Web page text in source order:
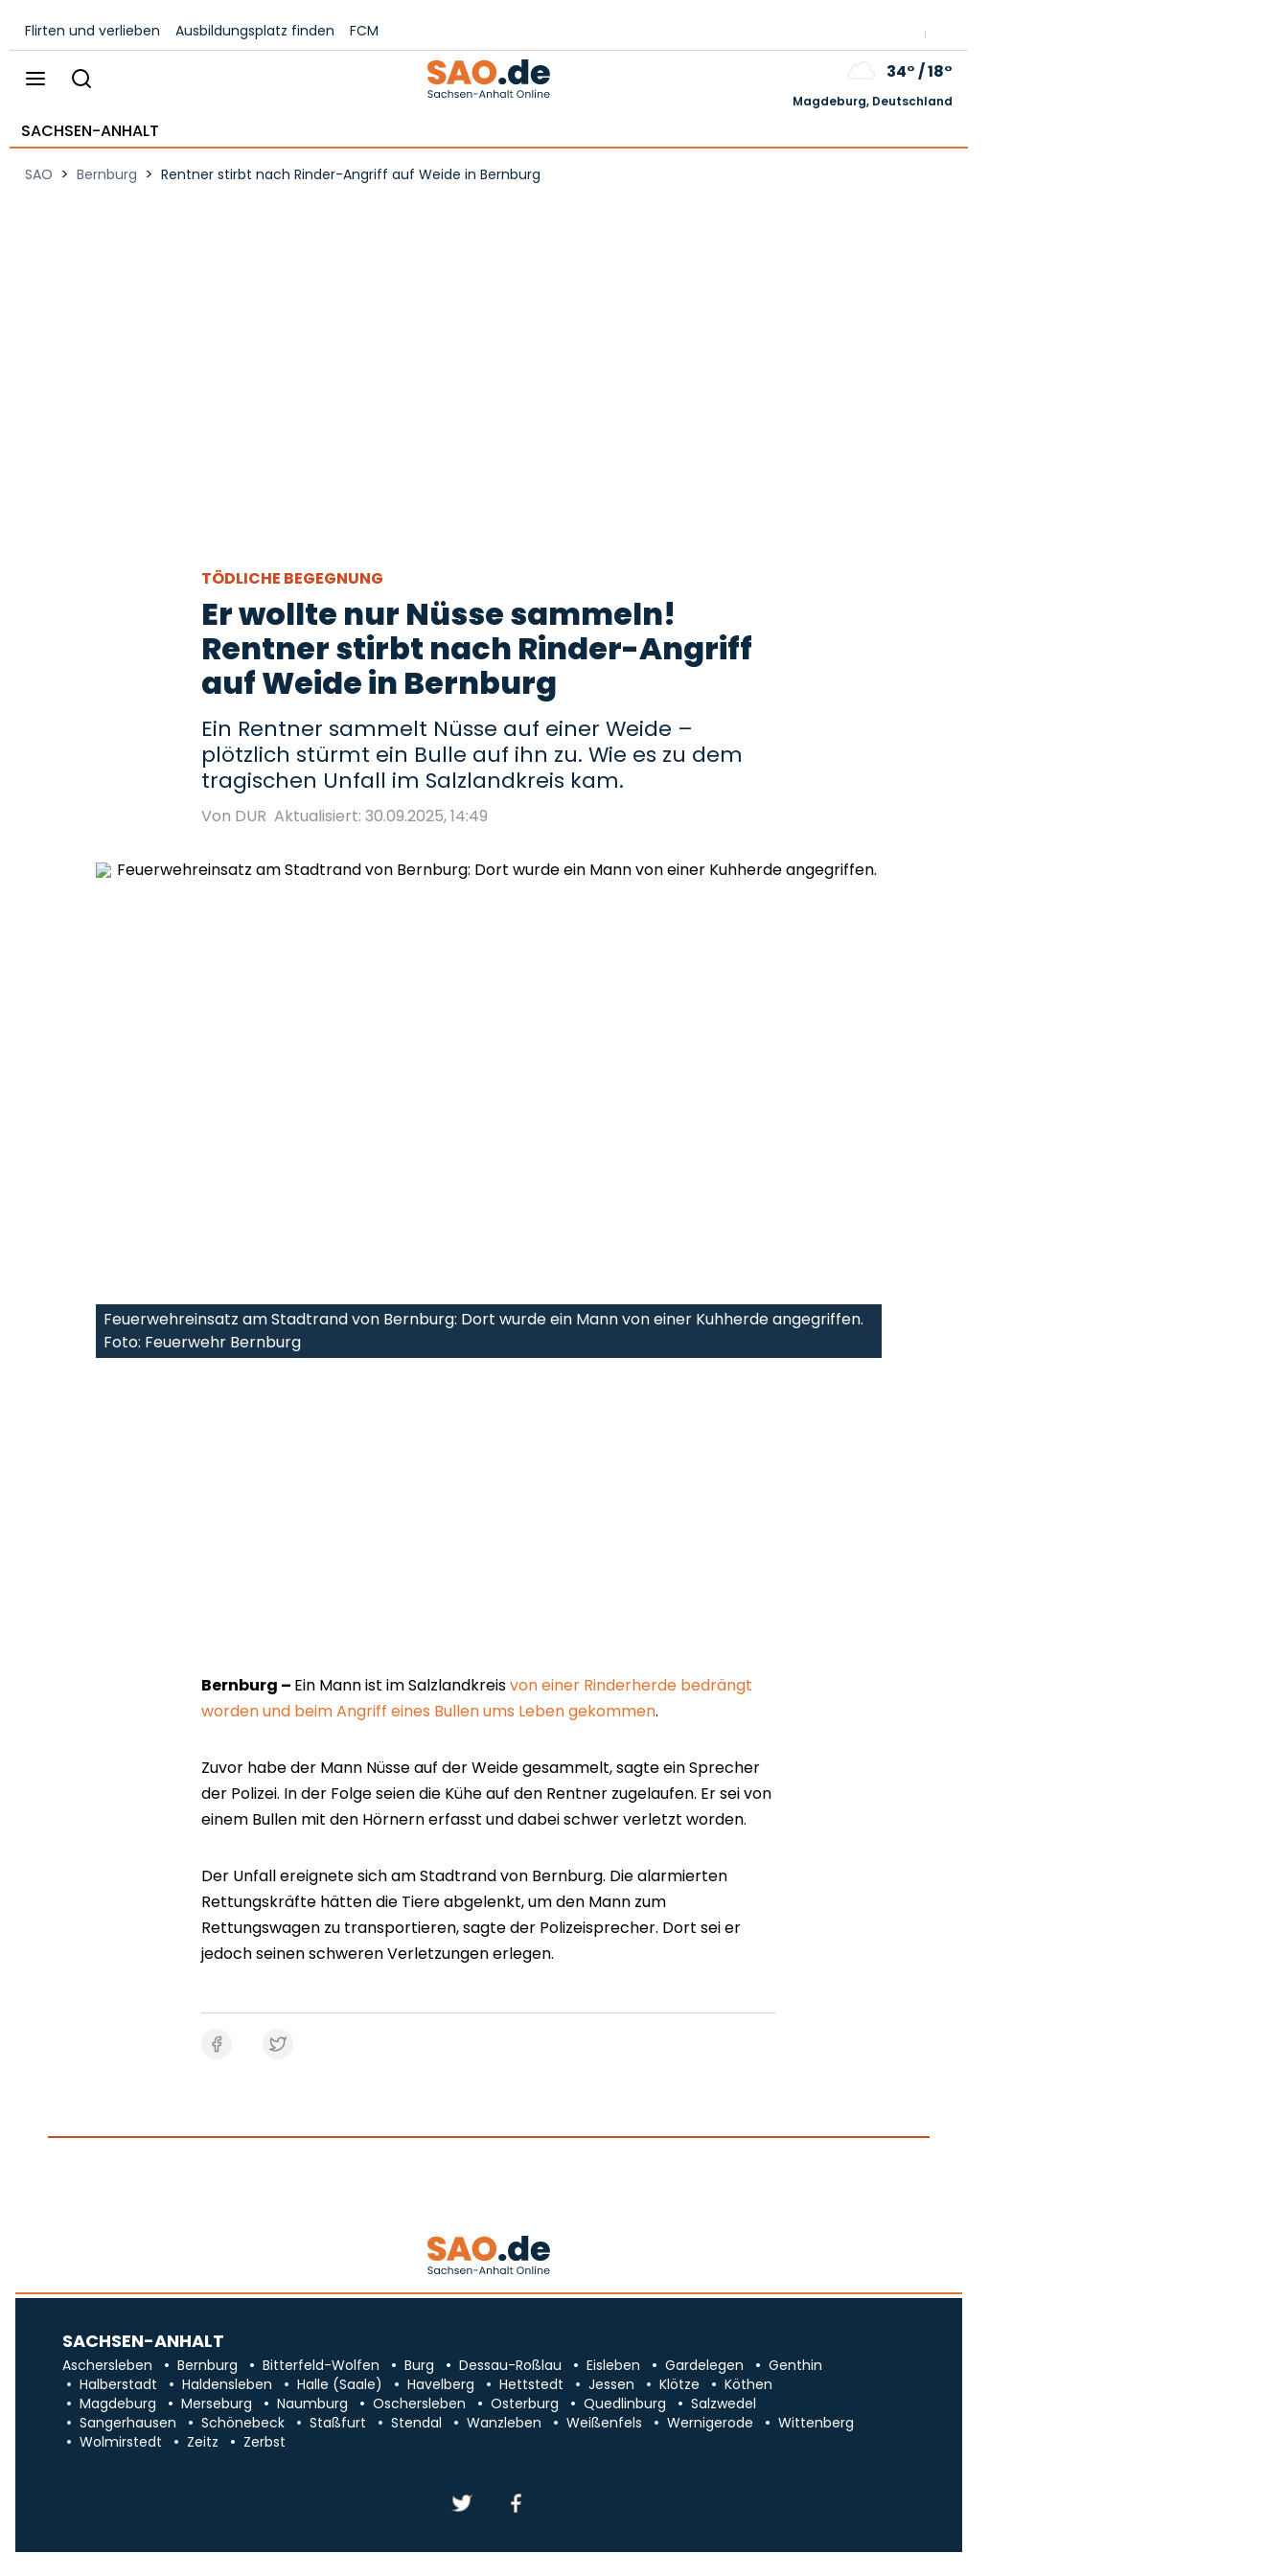
Flirten und verlieben Ausbildungsplatz finden FCM
34°/18°
Magdeburg, Deutschland
SACHSEN-ANHALT
SAO > Bernburg > Rentner stirbt nach Rinder-Angriff auf Weide in Bernburg
TÖDLICHE BEGEGNUNG
Er wollte nur Nüsse sammeln!
Rentner stirbt nach Rinder-Angriff
auf Weide in Bernburg
Ein Rentner sammelt Nüsse auf einer Weide –
plötzlich stürmt ein Bulle auf ihn zu. Wie es zu dem
tragischen Unfall im Salzlandkreis kam.
Von DUR Aktualisiert: 30.09.2025, 14:49
Feuerwehreinsatz am Stadtrand von Bernburg: Dort wurde ein Mann von einer Kuhherde angegriffen.
Foto: Feuerwehr Bernburg
Bernburg – Ein Mann ist im Salzlandkreisvon einer Rinderherde bedrängt
worden und beim Angriff eines Bullen ums Leben gekommen.
Zuvor habe der Mann Nüsse auf der Weide gesammelt, sagte ein Sprecher
der Polizei. In der Folge seien die Kühe auf den Rentner zugelaufen. Er sei von
einem Bullen mit den Hörnern erfasst und dabei schwer verletzt worden.
Der Unfall ereignete sich am Stadtrand von Bernburg. Die alarmierten
Rettungskräfte hätten die Tiere abgelenkt, um den Mann zum
Rettungswagen zu transportieren, sagte der Polizeisprecher. Dort sei er
jedoch seinen schweren Verletzungen erlegen.
SACHSEN-ANHALT
Aschersleben Bernburg Bitterfeld-Wolfen Burg Dessau-Roßlau Eisleben Gardelegen
Genthin
Halberstadt
Haldensleben Halle (Saale) Havelberg Hettstedt Jessen Klötze
Köthen
Magdeburg
Merseburg Naumburg Oschersleben Osterburg Quedlinburg
Salzwedel
Sangerhausen
Schönebeck Staßfurt Stendal Wanzleben Weißenfels Wernigerode
Wittenberg
Wolmirstedt
Zeitz Zerbst